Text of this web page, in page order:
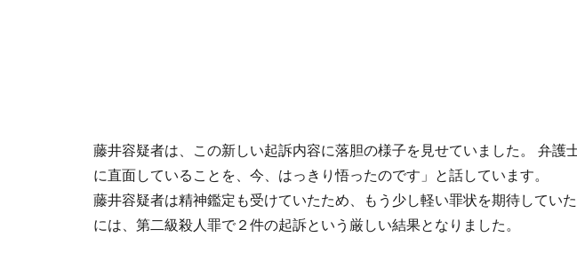
藤井容疑者は、この新しい起訴内容に落胆の様子を見せていました。 弁護
に直面していることを、今、はっきり悟ったのです」と話しています。
藤井容疑者は精神鑑定も受けていたため、もう少し軽い罪状を期待してい
には、第二級殺人罪で２件の起訴という厳しい結果となりました。